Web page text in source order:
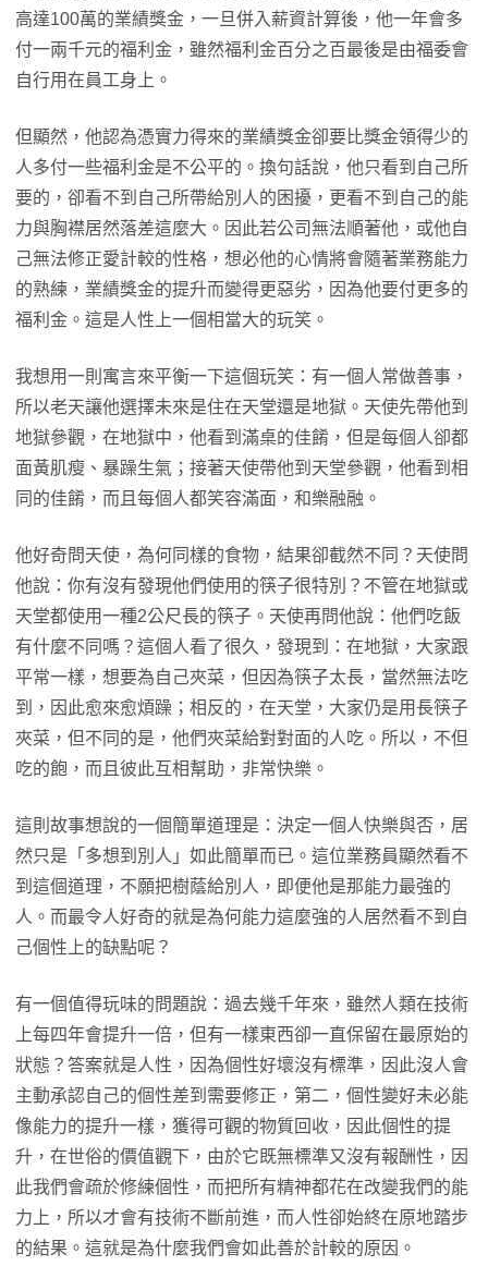
高達100萬的業績獎金，一旦併入薪資計算後，他一年會多
付一兩千元的福利金，雖然福利金百分之百最後是由福委會
自行用在員工身上。
但顯然，他認為憑實力得來的業績獎金卻要比獎金領得少的
人多付一些福利金是不公平的。換句話說，他只看到自己所
要的，卻看不到自己所帶給別人的困擾，更看不到自己的能
力與胸襟居然落差這麼大。因此若公司無法順著他，或他自
己無法修正愛計較的性格，想必他的心情將會隨著業務能力
的熟練，業績獎金的提升而變得更惡劣，因為他要付更多的
福利金。這是人性上一個相當大的玩笑。
我想用一則寓言來平衡一下這個玩笑：有一個人常做善事，
所以老天讓他選擇未來是住在天堂還是地獄。天使先帶他到
地獄參觀，在地獄中，他看到滿桌的佳餚，但是每個人卻都
面黃肌瘦、暴躁生氣；接著天使帶他到天堂參觀，他看到相
同的佳餚，而且每個人都笑容滿面，和樂融融。
他好奇問天使，為何同樣的食物，結果卻截然不同？天使問
他說：你有沒有發現他們使用的筷子很特別？不管在地獄或
天堂都使用一種2公尺長的筷子。天使再問他說：他們吃飯
有什麼不同嗎？這個人看了很久，發現到：在地獄，大家跟
平常一樣，想要為自己夾菜，但因為筷子太長，當然無法吃
到，因此愈來愈煩躁；相反的，在天堂，大家仍是用長筷子
夾菜，但不同的是，他們夾菜給對對面的人吃。所以，不但
吃的飽，而且彼此互相幫助，非常快樂。
這則故事想說的一個簡單道理是：決定一個人快樂與否，居
然只是「多想到別人」如此簡單而已。這位業務員顯然看不
到這個道理，不願把樹蔭給別人，即便他是那能力最強的
人。而最令人好奇的就是為何能力這麼強的人居然看不到自
己個性上的缺點呢？
有一個值得玩味的問題說：過去幾千年來，雖然人類在技術
上每四年會提升一倍，但有一樣東西卻一直保留在最原始的
狀態？答案就是人性，因為個性好壞沒有標準，因此沒人會
主動承認自己的個性差到需要修正，第二，個性變好未必能
像能力的提升一樣，獲得可觀的物質回收，因此個性的提
升，在世俗的價值觀下，由於它既無標準又沒有報酬性，因
此我們會疏於修練個性，而把所有精神都花在改變我們的能
力上，所以才會有技術不斷前進，而人性卻始終在原地踏步
的結果。這就是為什麼我們會如此善於計較的原因。